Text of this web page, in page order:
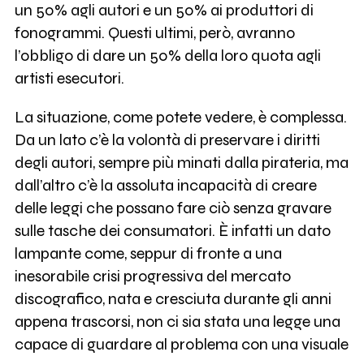
un 50% agli autori e un 50% ai produttori di
fonogrammi. Questi ultimi, però, avranno
l’obbligo di dare un 50% della loro quota agli
artisti esecutori.
La situazione, come potete vedere, è complessa.
Da un lato c’è la volontà di preservare i diritti
degli autori, sempre più minati dalla pirateria, ma
dall’altro c’è la assoluta incapacità di creare
delle leggi che possano fare ciò senza gravare
sulle tasche dei consumatori. È infatti un dato
lampante come, seppur di fronte a una
inesorabile crisi progressiva del mercato
discografico, nata e cresciuta durante gli anni
appena trascorsi, non ci sia stata una legge una
capace di guardare al problema con una visuale